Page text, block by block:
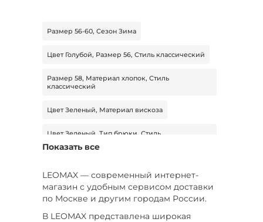
Размер 56-60, Сезон Зима
Цвет Голубой, Размер 56, Стиль классический
Размер 58, Материал хлопок, Стиль
классический
Цвет Зеленый, Материал вискоза
Цвет Зеленый, Тип брюки, Стиль
Цвет Белый, Размер 48, Сезон Демисезон
Цвет Синий, Размер 54-56, Сезон Зима
Показать все
LEOMAX — современный интернет-
магазин с удобным сервисом доставки
по Москве и другим городам России.
В LEOMAX представлена широкая